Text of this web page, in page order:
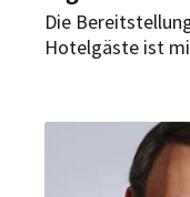
Die
Hotelgäste ist
Erleichterung